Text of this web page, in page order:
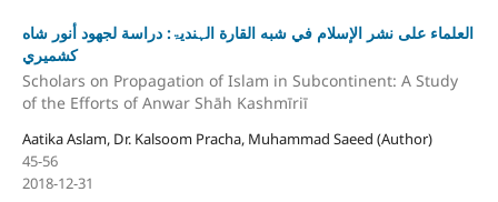
العلماء علی نشر الإسلام في شبه القارة الہندیۃ: دراسة لجهود أنور شاه
كشميري
Scholars on Propagation of Islam in Subcontinent: A Study
of the Efforts of Anwar Shāh Kashmīriī
Aatika Aslam, Dr. Kalsoom Pracha, Muhammad Saeed (Author)
45-56
2018-12-31